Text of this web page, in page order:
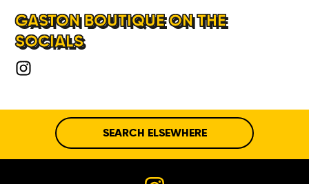
GASTON BOUTIQUE ON THE
SOCIALS
SEARCH ELSEWHERE